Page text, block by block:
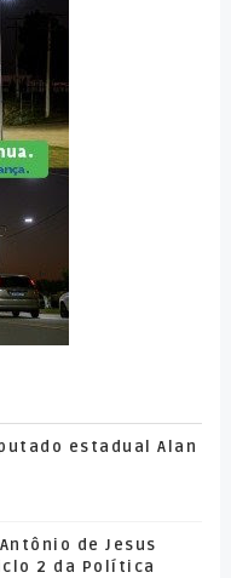
estadual Alan
de Jesus
2 da Política